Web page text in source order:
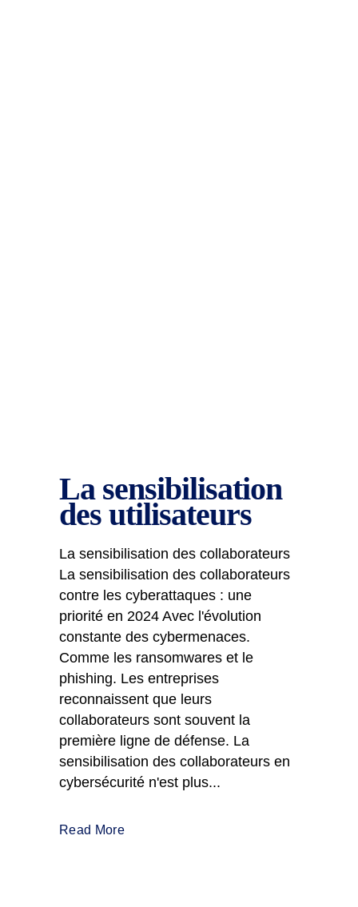
La sensibilisation
des utilisateurs
La sensibilisation des collaborateurs
La sensibilisation des collaborateurs
contre les cyberattaques : une
priorité en 2024 Avec l'évolution
constante des cybermenaces.
Comme les ransomwares et le
phishing. Les entreprises
reconnaissent que leurs
collaborateurs sont souvent la
première ligne de défense. La
sensibilisation des collaborateurs en
cybersécurité n'est plus...
Read More